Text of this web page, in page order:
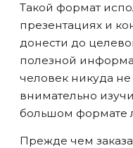
Такой формат
презентациях и
донести до
полезной
человек никуда
внимательно
большом формате
Прежде чем